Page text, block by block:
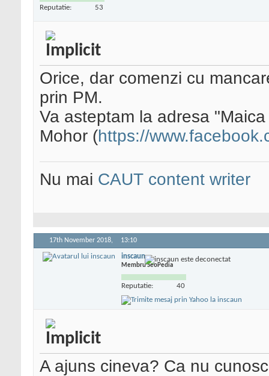
Reputatie: 53
Orice, dar comenzi cu
prin PM.
Va asteptam la adresa
Mohor (https://
Nu mai CAUT content writer
17th November 2018, 13:10
inscaun
Membru SeoPedia
Reputatie: 40
A ajuns cineva? Ca nu